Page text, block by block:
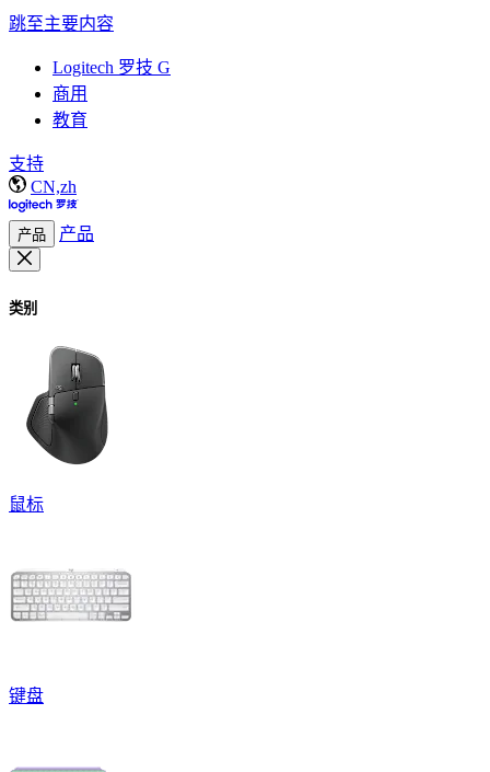
跳至主要内容
Logitech 罗技 G
商用
教育
支持
CN,zh
产品 产品
类别
鼠标
键盘